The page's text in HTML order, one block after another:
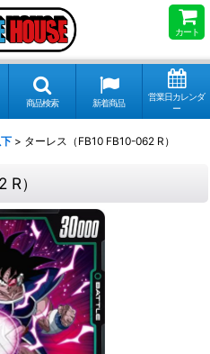
カート
商品検索 新着商品
営業日カレンダ
ー
> ターレス（FB10 FB10-062 R）
）